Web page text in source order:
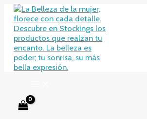
contenido